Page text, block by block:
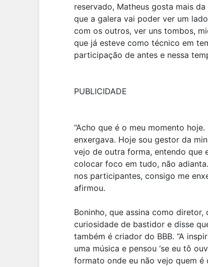
reservado, Matheus gosta mais
que a galera vai poder ver um
com os outros, ver uns tombos,
que já esteve como técnico em
participação de antes e nessa
PUBLICIDADE
“Acho que é o meu momento
enxergava. Hoje sou gestor da
vejo de outra forma, entendo que
colocar foco em tudo, não
nos participantes, consigo me
afirmou.
Boninho, que assina como
curiosidade de bastidor e disse
também é criador do BBB. “A
uma música e pensou ‘se eu tô
formato onde eu não vejo quem é